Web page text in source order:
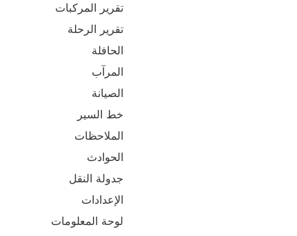
تقرير المركبات
تقرير الرحلة
الحافلة
المرآب
الصيانة
خط السير
الملاحظات
الحوادث
جدولة النقل
الإعدادات
لوحة المعلومات